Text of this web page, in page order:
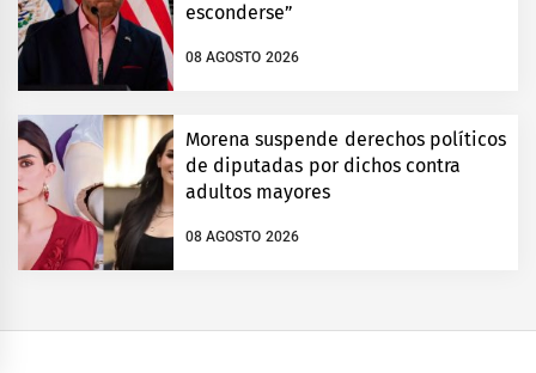
esconderse”
08 AGOSTO 2026
Morena suspende derechos políticos
de diputadas por dichos contra
adultos mayores
08 AGOSTO 2026